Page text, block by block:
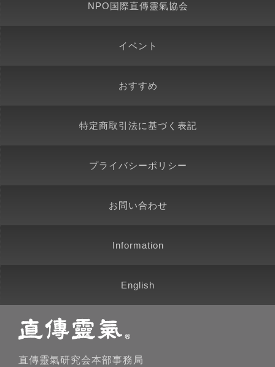
NPO国際直傳靈氣協会
イベント
おすすめ
特定商取引法に基づく表記
プライバシーポリシー
お問い合わせ
Information
English
直傳靈氣研究会本部事務局